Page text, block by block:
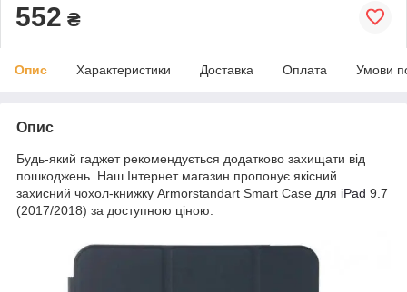
552 ₴
Опис Характеристики Доставка Оплата Умови
Опис
Будь-який гаджет рекомендується додатково захищати від
пошкоджень. Наш Інтернет магазин пропонує якісний
захисний чохол-книжку Armorstandart Smart Case для iPad 9.7
(2017/2018) за доступною ціною.